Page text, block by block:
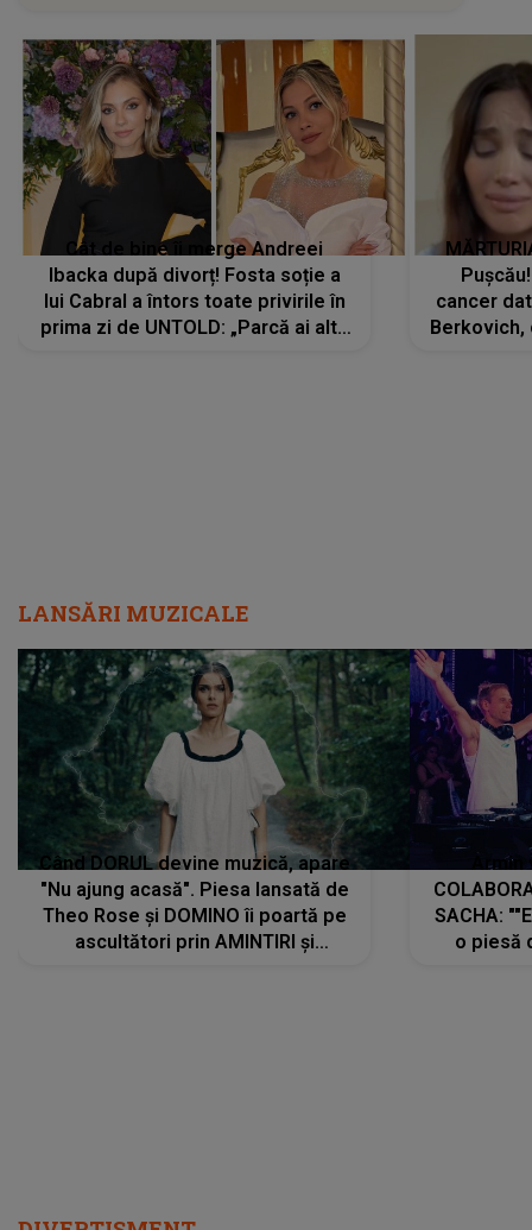
Cât de bine îi merge Andreei
Ibacka după divorț! Fosta soție a
lui Cabral a întors toate privirile în
prima zi de UNTOLD: „Parcă ai altă
cancer
Berkovich,
LANSĂRI MUZICALE
Când DORUL devine muzică, apare
"Nu ajung acasă". Piesa lansată de
Theo Rose și DOMINO îi poartă pe
ascultători prin AMINTIRI și
SACHA:
o piesă